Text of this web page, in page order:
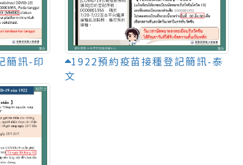
簡訊-印
1922預約疫苗接種登記簡訊-泰
文